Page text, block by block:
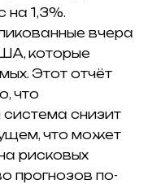
на 1,3%.
вчера
которые
Этот отчёт
что
снизит
что может
рисковых
прогнозов по-